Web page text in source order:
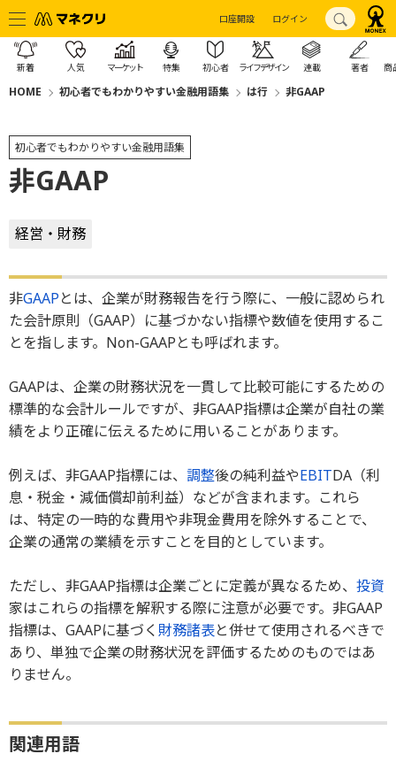
口座開設 ログイン
新着 人気 マーケット 特集 初心者 ライフデザイン 連載 著者 商
HOME 初心者でもわかりやすい金融用語集 は行 非GAAP
初心者でもわかりやすい金融用語集
非GAAP
経営・財務
非GAAPとは、企業が財務報告を行う際に、一般に認められ
た会計原則（GAAP）に基づかない指標や数値を使用するこ
とを指します。Non-GAAPとも呼ばれます。
GAAPは、企業の財務状況を一貫して比較可能にするための
標準的な会計ルールですが、非GAAP指標は企業が自社の業
績をより正確に伝えるために用いることがあります。
例えば、非GAAP指標には、 調整後の純利益やEBITDA（利
息・税金・減価償却前利益）などが含まれます。これら
は、特定の一時的な費用や非現金費用を除外することで、
企業の通常の業績を示すことを目的としています。
ただし、非GAAP指標は企業ごとに定義が異なるため、 投資
家はこれらの指標を解釈する際に注意が必要です。非GAAP
指標は、GAAPに基づく財務諸表と併せて使用されるべきで
あり、単独で企業の財務状況を評価するためのものではあ
りません。
関連用語